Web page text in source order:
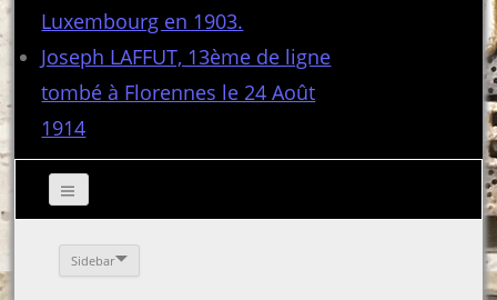
Luxembourg en 1903.
Joseph LAFFUT, 13ème de ligne
tombé à Florennes le 24 Août
1914
Sidebar